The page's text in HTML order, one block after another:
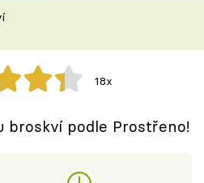
18x
broskví podle Prostřeno!